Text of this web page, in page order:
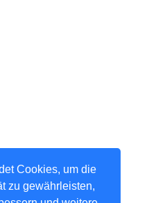
Cookies, um die
zu gewährleisten,